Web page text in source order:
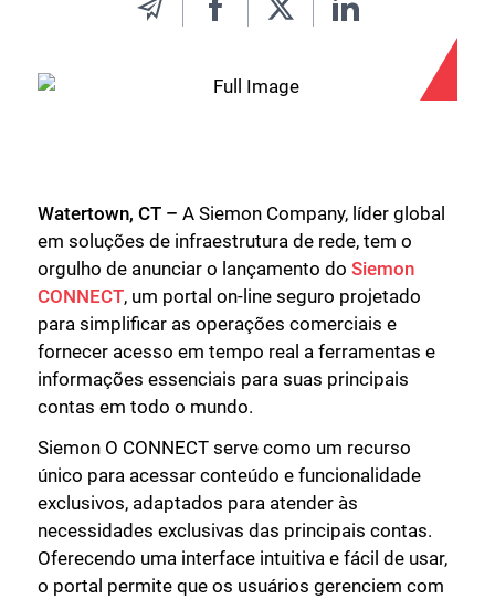
Watertown, CT – A Siemon Company, líder global
em soluções de infraestrutura de rede, tem o
orgulho de anunciar o lançamento do Siemon
CONNECT, um portal on-line seguro projetado
para simplificar as operações comerciais e
fornecer acesso em tempo real a ferramentas e
informações essenciais para suas principais
contas em todo o mundo.
Siemon O CONNECT serve como um recurso
único para acessar conteúdo e funcionalidade
exclusivos, adaptados para atender às
necessidades exclusivas das principais contas.
Oferecendo uma interface intuitiva e fácil de usar,
o portal permite que os usuários gerenciem com